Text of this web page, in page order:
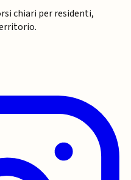
chiari per residenti,